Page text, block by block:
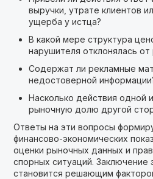
выручки, утрате клиентов
ущерба у истца?
В какой мере структура
нарушителя отклонялась
Содержат ли рекламные
недостоверной
Насколько действия одной
рыночную долю другой
Ответы на эти вопросы
финансово-экономических
оценки рыночных данных и
спорных ситуаций. Заключение
становится решающим